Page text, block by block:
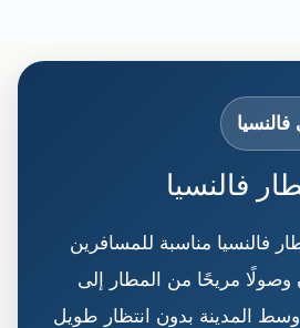
فالنسيا
فالنسيا مناسبة للمسافرين
وصولًا مريحًا من المطار إلى
وسط المدينة بدون انتظار طويل